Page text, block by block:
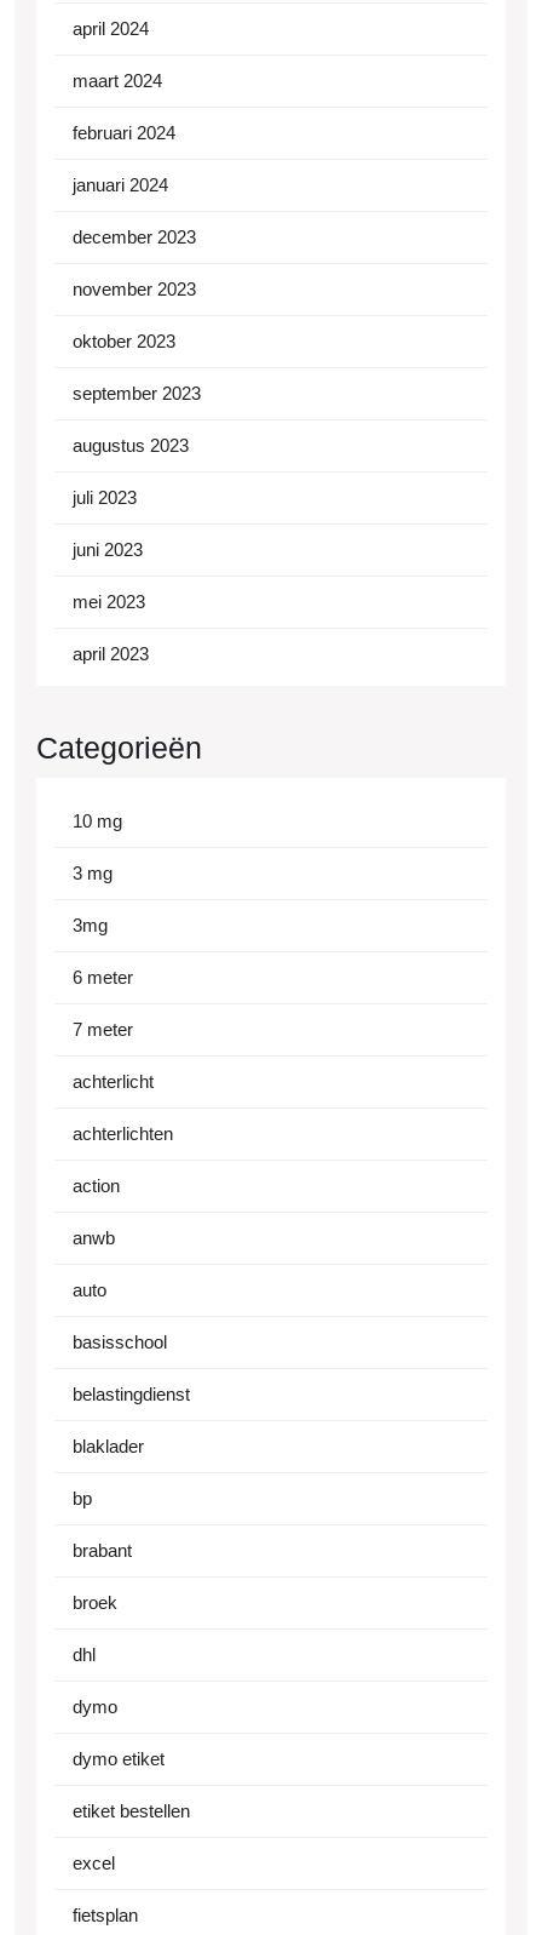
april 2024
maart 2024
februari 2024
januari 2024
december 2023
november 2023
oktober 2023
september 2023
augustus 2023
juli 2023
juni 2023
mei 2023
april 2023
Categorieën
10 mg
3 mg
3mg
6 meter
7 meter
achterlicht
achterlichten
action
anwb
auto
basisschool
belastingdienst
blaklader
bp
brabant
broek
dhl
dymo
dymo etiket
etiket bestellen
excel
fietsplan